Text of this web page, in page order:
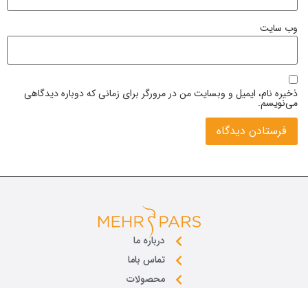
وب‌ سایت
ذخیره نام، ایمیل و وبسایت من در مرورگر برای زمانی که دوباره دیدگاهی
می‌نویسم.
درباره ما
تماس باما
محصولات